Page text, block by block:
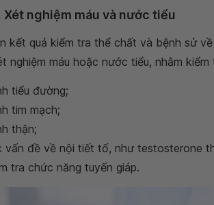
Xét nghiệm máu và nước tiểu
kết quả kiểm tra thể chất và bệnh sử
nghiệm máu hoặc nước tiểu, nhằm
tiểu đường;
tim mạch;
thận;
vấn đề về nội tiết tố, như testosterone
tra chức năng tuyến giáp.